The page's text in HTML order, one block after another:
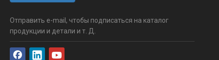
Отправить e-mail, чтобы подписаться на каталог
продукции и детали и т. Д.